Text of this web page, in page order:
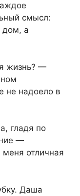
смысл:
дом, а
жизнь? —
не надоело в
гладя по
—
отличная
Даша